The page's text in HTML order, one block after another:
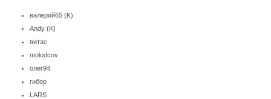
валерий65 (K)
Andy (K)
витас
molodcov
олег94
гибор
LARS